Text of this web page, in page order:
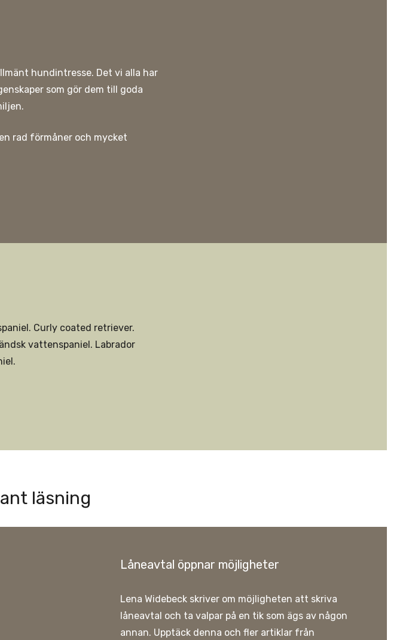
hundintresse. Det vi alla har
som gör dem till goda
rad förmåner och mycket
Curly coated retriever.
vattenspaniel. Labrador
läsning
Låneavtal öppnar möjligheter
Lena Widebeck skriver om möjligheten att skriva
låneavtal och ta valpar på en tik som ägs av någon
annan. Upptäck denna och fler artiklar från